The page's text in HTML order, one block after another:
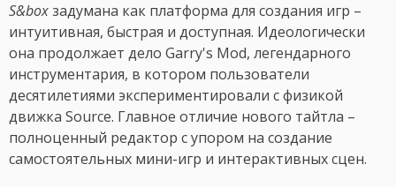
S&boxзадумана как платформа для создания игр –
интуитивная, быстрая и доступная. Идеологически
она продолжает дело Garry's Mod, легендарного
инструментария, в котором пользователи
десятилетиями экспериментировали с физикой
движка Source. Главное отличие нового тайтла –
полноценный редактор с упором на создание
самостоятельных мини-игр и интерактивных сцен.